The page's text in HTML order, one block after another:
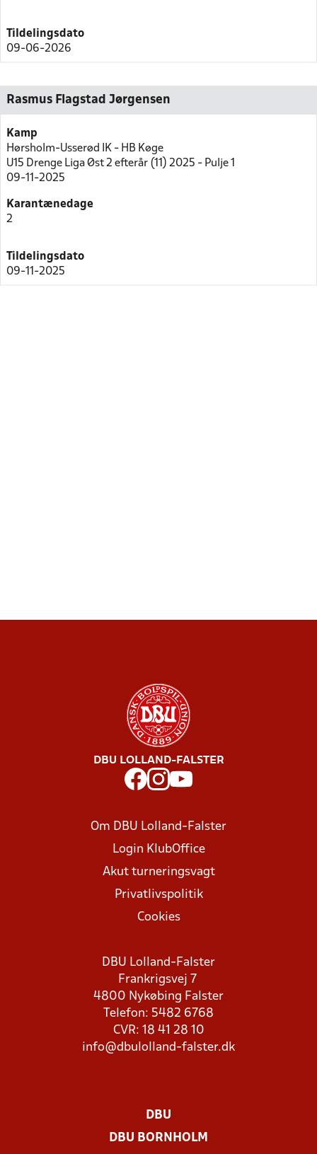
Tildelingsdato
09-06-2026
Rasmus Flagstad Jørgensen
Kamp
Hørsholm-Usserød IK - HB Køge
U15 Drenge Liga Øst 2 efterår (11) 2025 - Pulje 1
09-11-2025
Karantænedage
2
Tildelingsdato
09-11-2025
DBU LOLLAND-FALSTER
Om DBU Lolland-Falster
Login KlubOffice
Akut turneringsvagt
Privatlivspolitik
Cookies
DBU Lolland-Falster
Frankrigsvej 7
4800 Nykøbing Falster
Telefon: 5482 6768
CVR: 18 41 28 10
info@dbulolland-falster.dk
DBU
DBU BORNHOLM